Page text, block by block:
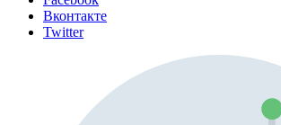
Вконтакте
Twitter